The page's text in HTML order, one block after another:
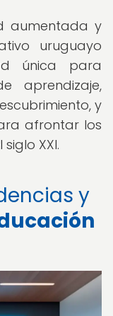
aumentada y
uruguayo
única para
aprendizaje,
y
afrontar los
XXI.
y